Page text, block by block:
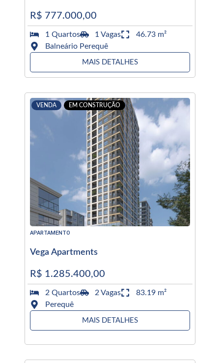
R$ 777.000,00
1 Quartos 1 Vagas
46.73 m²
Balneário Perequê
MAIS DETALHES
APARTAMENTO
Vega Apartments
R$ 1.285.400,00
2 Quartos 2 Vagas
83.19 m²
Perequê
MAIS DETALHES
VENDA EM CONSTRUÇÃO